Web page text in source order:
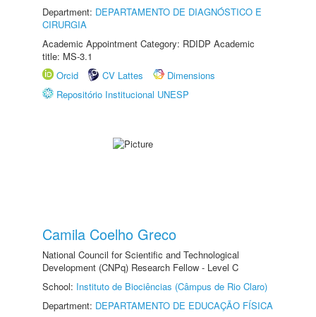
Department: DEPARTAMENTO DE DIAGNÓSTICO E
CIRURGIA
Academic Appointment Category: RDIDP Academic
title: MS-3.1
Orcid
CV Lattes
Dimensions
Repositório Institucional UNESP
Camila Coelho Greco
National Council for Scientific and Technological
Development (CNPq) Research Fellow - Level C
School: Instituto de Biociências (Câmpus de Rio Claro)
Department: DEPARTAMENTO DE EDUCAÇÃO FÍSICA